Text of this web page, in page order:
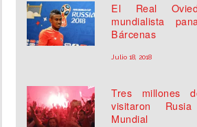
El Real
mundialista
Bárcenas
Julio 18, 2018
Tres millones
visitaron
Mundial